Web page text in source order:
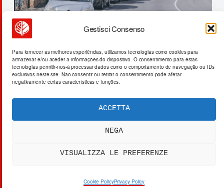
Gestisci Consenso
Para fornecer as melhores experiências, utilizamos tecnologias como cookies para
armazenar e/ou aceder a informações do dispositivo. O consentimento para estas
tecnologias permitir-nos-á processar dados como o comportamento de navegação ou IDs
exclusivos neste site. Não consentir ou retirar o consentimento pode afetar
negativamente certas características e funções.
ACCETTA
NEGA
VISUALIZZA LE PREFERENZE
Cookie PolicyPrivacy Policy
ia na malásia: data centers e o
paradoxo do gás
> SYSTEM OUTPUT: DATA_FEED.xml
[IP]IP